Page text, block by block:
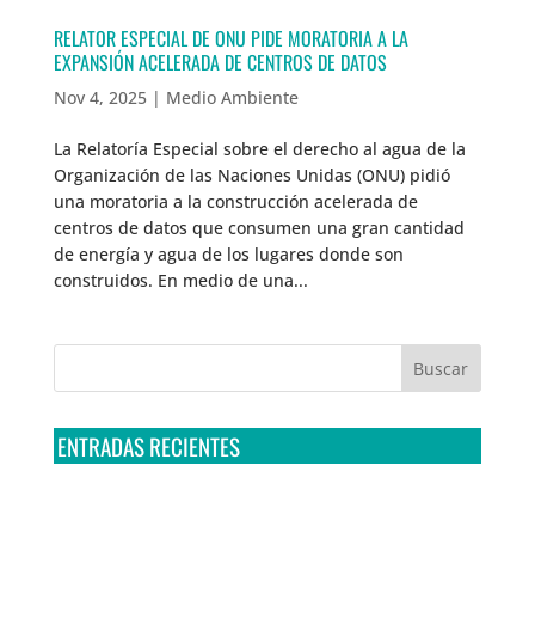
RELATOR ESPECIAL DE ONU PIDE MORATORIA A LA
EXPANSIÓN ACELERADA DE CENTROS DE DATOS
Nov 4, 2025| Medio Ambiente
La Relatoría Especial sobre el derecho al agua de la
Organización de las Naciones Unidas (ONU) pidió
una moratoria a la construcción acelerada de
centros de datos que consumen una gran cantidad
de energía y agua de los lugares donde son
construidos. En medio de una...
ENTRADAS RECIENTES